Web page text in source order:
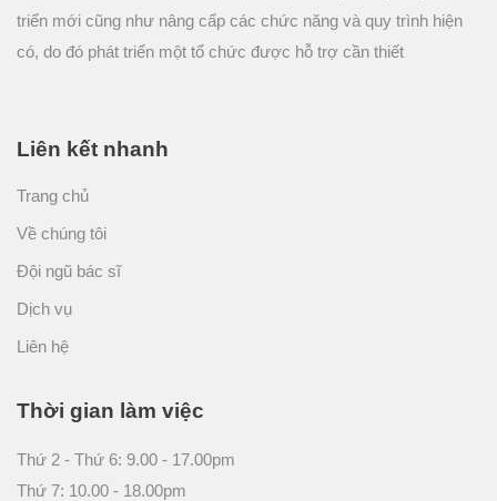
triển mới cũng như nâng cấp các chức năng và quy trình hiện
có, do đó phát triển một tổ chức được hỗ trợ cần thiết
Liên kết nhanh
Trang chủ
Về chúng tôi
Đội ngũ bác sĩ
Dịch vụ
Liên hệ
Thời gian làm việc
Thứ 2 - Thứ 6: 9.00 - 17.00pm
Thứ 7: 10.00 - 18.00pm